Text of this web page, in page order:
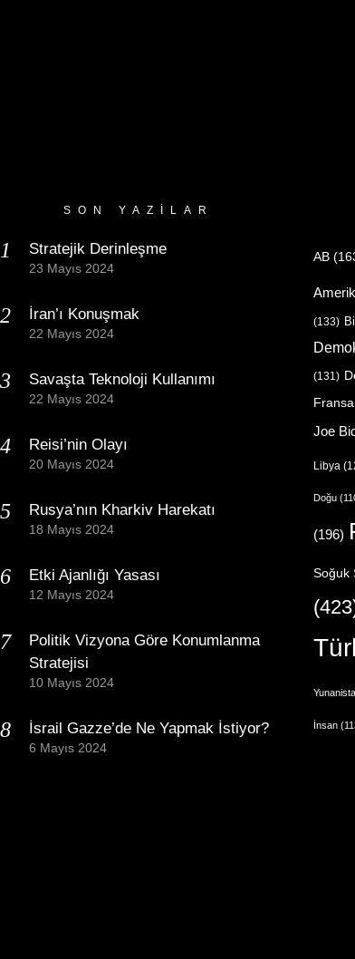
SON YAZILAR
Stratejik Derinleşme
23 Mayıs 2024
İran’ı Konuşmak
22 Mayıs 2024
Savaşta Teknoloji Kullanımı
22 Mayıs 2024
Reisi’nin Olayı
20 Mayıs 2024
Rusya’nın Kharkiv Harekatı
18 Mayıs 2024
Etki Ajanlığı Yasası
12 Mayıs 2024
Politik Vizyona Göre Konumlanma
Stratejisi
10 Mayıs 2024
İsrail Gazze’de Ne Yapmak İstiyor?
6 Mayıs 2024
AB
(133)
(131)
Fransa
Joe
Libya
Doğu
(196)
Soğuk
İnsan